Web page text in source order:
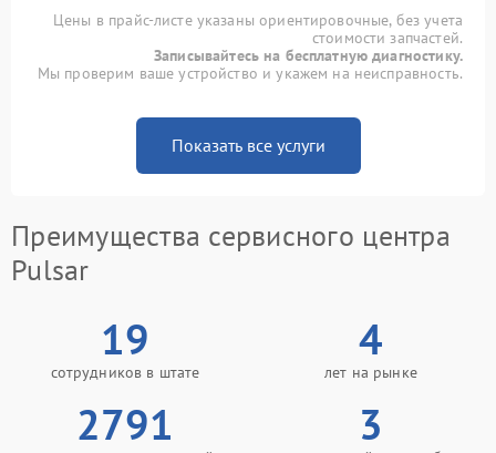
Цены в прайс-листе указаны ориентировочные, без учета
стоимости запчастей.
Записывайтесь на бесплатную диагностику.
Мы проверим ваше устройство и укажем на неисправность.
Показать все услуги
Преимущества сервисного центра
Pulsar
19
сотрудников в штате
4
лет на рынке
2791 3